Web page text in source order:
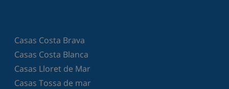
Casas Costa Brava
Casas Costa Blanca
Casas Lloret de Mar
Casas Tossa de mar